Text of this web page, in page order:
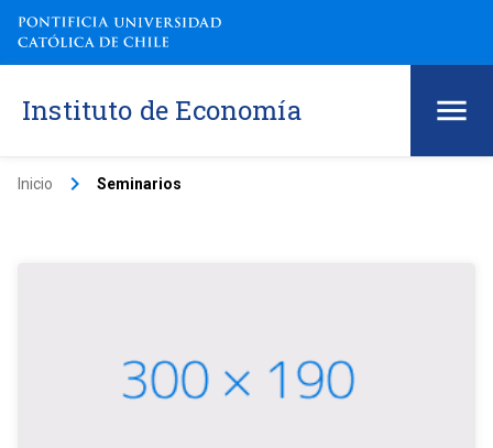
Instituto de Economía
Inicio keyboard_arrow_right Seminarios